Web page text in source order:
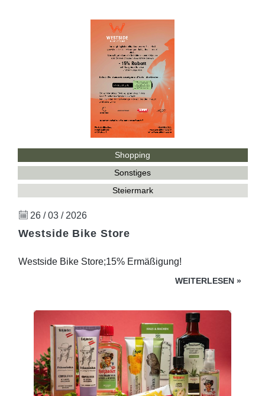
Shopping
Sonstiges
Steiermark
26 / 03 / 2026
Westside Bike Store
Westside Bike Store;15% Ermäßigung!
WEITERLESEN »